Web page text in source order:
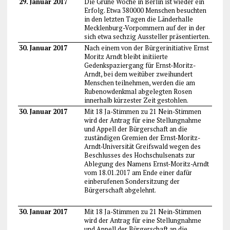
29. Januar 2017
Die Grüne Woche in Berlin ist wieder ein
Erfolg. Etwa 380000 Menschen besuchten
in den letzten Tagen die Länderhalle
Mecklenburg-Vorpommern auf der in der
sich etwa sechzig Aussteller präsentierten.
30. Januar 2017
Nach einem von der Bürgerinitiative Ernst
Moritz Arndt bleibt initiierte
Gedenkspaziergang für Ernst-Moritz-
Arndt, bei dem weitüber zweihundert
Menschen teilnehmen, werden die am
Rubenowdenkmal abgelegten Rosen
innerhalb kürzester Zeit gestohlen.
30. Januar 2017
Mit 18 Ja-Stimmen zu 21 Nein-Stimmen
wird der Antrag für eine Stellungnahme
und Appell der Bürgerschaft an die
zuständigen Gremien der Ernst-Moritz-
Arndt-Universität Greifswald wegen des
Beschlusses des Hochschulsenats zur
Ablegung des Namens Ernst-Moritz-Arndt
vom 18.01.2017 am Ende einer dafür
einberufenen Sondersitzung der
Bürgerschaft abgelehnt.
30. Januar 2017
Mit 18 Ja-Stimmen zu 21 Nein-Stimmen
wird der Antrag für eine Stellungnahme